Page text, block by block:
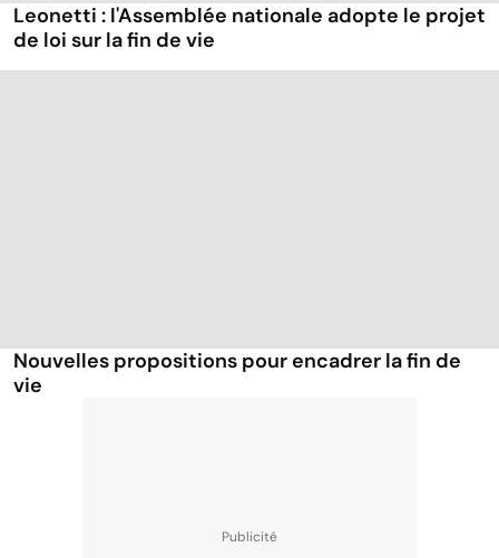
Leonetti : l'Assemblée nationale adopte le projet
de loi sur la fin de vie
Nouvelles propositions pour encadrer la fin de
vie